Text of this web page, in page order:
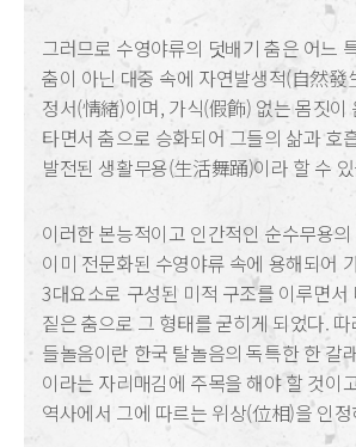
그러므로 수영야류의 덧배기 춤은 어느
춤이 아닌 대중 속에 자연발생적(自然發
정서(情緖)이며, 가식(假飾) 없는 몸짓이
타면서 춤으로 승화되어 그들의 삶과 호
발전된 생활무용(生活舞踊)이라 할 수
이러한 본능적이고 인간적인 순수무용
이미 전문화된 수영야류 속에 용해되어
3대요소로 구성된 미적 구조를 이루면서
짙은 춤으로 그 형태를 굳히게 되었다.
들놀음이란 한국 탈놀음의 독특한 한 갈
이라는 자리매김에 주목을 해야 할 것이
역사에서 그에 따르는 위상(位相)을 인